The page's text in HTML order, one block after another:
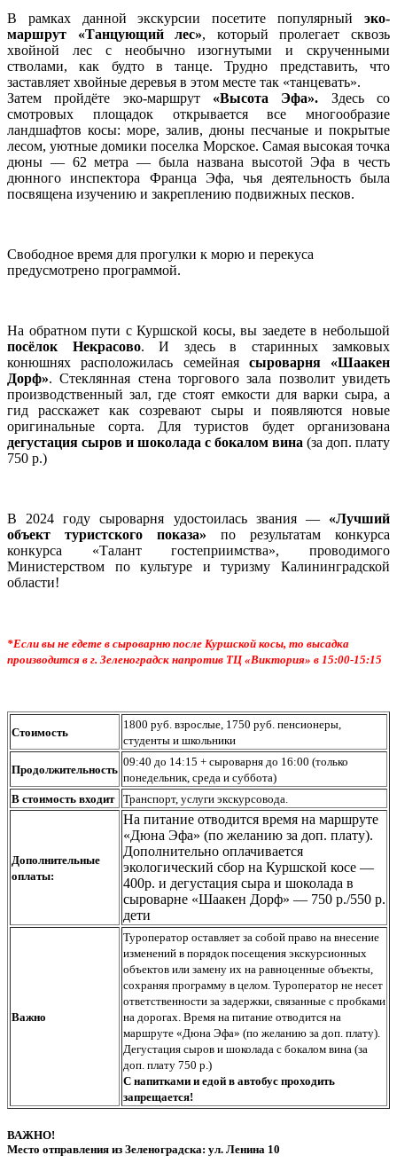
В рамках данной экскурсии посетите популярный эко-
маршрут «Танцующий лес», который пролегает сквозь
хвойной лес с необычно изогнутыми и скрученными
стволами, как будто в танце. Трудно представить, что
заставляет хвойные деревья в этом месте так «танцевать».
Затем пройдёте эко-маршрут «Высота Эфа». Здесь со
смотровых площадок открывается все многообразие
ландшафтов косы: море, залив, дюны песчаные и покрытые
лесом, уютные домики поселка Морское. Самая высокая точка
дюны — 62 метра — была названа высотой Эфа в честь
дюнного инспектора Франца Эфа, чья деятельность была
посвящена изучению и закреплению подвижных песков.
Свободное время для прогулки к морю и перекуса
предусмотрено программой.
На обратном пути с Куршской косы, вы заедете в небольшой
посёлок Некрасово. И здесь в старинных замковых
конюшнях расположилась семейная сыроварня «Шаакен
Дорф». Стеклянная стена торгового зала позволит увидеть
производственный зал, где стоят емкости для варки сыра, а
гид расскажет как созревают сыры и появляются новые
оригинальные сорта. Для туристов будет организована
дегустация сыров и шоколада с бокалом вина (за доп. плату
750 р.)
В 2024 году сыроварня удостоилась звания — «Лучший
объект туристского показа» по результатам конкурса
конкурса «Талант гостеприимства», проводимого
Министерством по культуре и туризму Калининградской
области!
*Если вы не едете в сыроварню после Куршской косы, то высадка
производится в г. Зеленоградск напротив ТЦ «Виктория» в 15:00-15:15
Стоимость
1800 руб. взрослые, 1750 руб. пенсионеры,
студенты и школьники
Продолжительность
09:40 до 14:15 + сыроварня до 16:00 (только
понедельник, среда и суббота)
В стоимость входит
Транспорт, услуги экскурсовода.
Дополнительные
оплаты:
На питание отводится время на маршруте
«Дюна Эфа» (по желанию за доп. плату).
Дополнительно оплачивается
экологический сбор на Куршской косе —
400р. и дегустация сыра и шоколада в
сыроварне «Шаакен Дорф» — 750 р./550 р.
дети
Важно
Туроператор оставляет за собой право на внесение
изменений в порядок посещения экскурсионных
объектов или замену их на равноценные объекты,
сохраняя программу в целом. Туроператор не несет
ответственности за задержки, связанные с пробками
на дорогах. Время на питание отводится на
маршруте «Дюна Эфа» (по желанию за доп. плату).
Дегустация сыров и шоколада с бокалом вина (за
доп. плату 750 р.)
С напитками и едой в автобус проходить
запрещается!
ВАЖНО!
Место отправления из Зеленоградска: ул. Ленина 10